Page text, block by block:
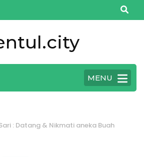
MENU
: Datang & Nikmati aneka Buah